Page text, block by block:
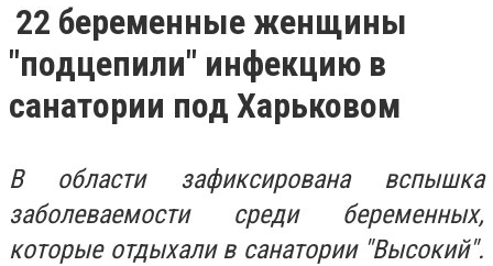
22 беременные женщины
"подцепили" инфекцию в
санатории под Харьковом
В области зафиксирована вспышка
заболеваемости среди беременных,
которые отдыхали в санатории "Высокий".